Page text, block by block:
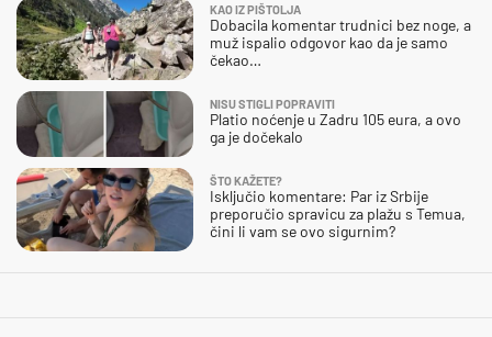
KAO IZ PIŠTOLJA
Dobacila komentar trudnici bez noge, a
muž ispalio odgovor kao da je samo
čekao…
NISU STIGLI POPRAVITI
Platio noćenje u Zadru 105 eura, a ovo
ga je dočekalo
ŠTO KAŽETE?
Isključio komentare: Par iz Srbije
preporučio spravicu za plažu s Temua,
čini li vam se ovo sigurnim?